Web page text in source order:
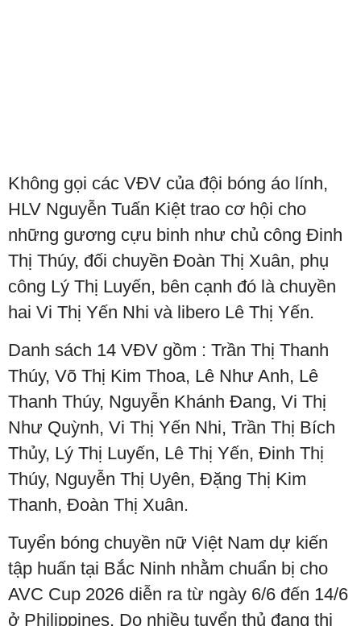
Không gọi các VĐV của đội bóng áo lính,
HLV Nguyễn Tuấn Kiệt trao cơ hội cho
những gương cựu binh như chủ công Đinh
Thị Thúy, đối chuyền Đoàn Thị Xuân, phụ
công Lý Thị Luyến, bên cạnh đó là chuyền
hai Vi Thị Yến Nhi và libero Lê Thị Yến.
Danh sách 14 VĐV gồm : Trần Thị Thanh
Thúy, Võ Thị Kim Thoa, Lê Như Anh, Lê
Thanh Thúy, Nguyễn Khánh Đang, Vi Thị
Như Quỳnh, Vi Thị Yến Nhi, Trần Thị Bích
Thủy, Lý Thị Luyến, Lê Thị Yến, Đinh Thị
Thúy, Nguyễn Thị Uyên, Đặng Thị Kim
Thanh, Đoàn Thị Xuân.
Tuyển bóng chuyền nữ Việt Nam dự kiến
tập huấn tại Bắc Ninh nhằm chuẩn bị cho
AVC Cup 2026 diễn ra từ ngày 6/6 đến 14/6
ở Philippines. Do nhiều tuyển thủ đang thi